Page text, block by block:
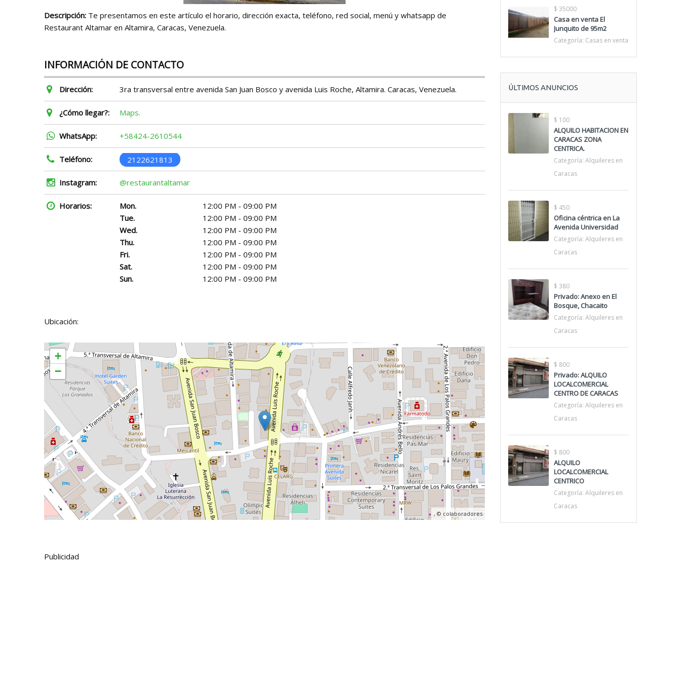
Descripción: Te presentamos en este artículo el horario, dirección exacta, teléfono, red social, menú y whatsapp de
Restaurant Altamar en Altamira, Caracas, Venezuela.
INFORMACIÓN DE CONTACTO
Dirección: 3ra transversal entre avenida San Juan Bosco y avenida Luis Roche, Altamira. Caracas, Venezuela.
¿Cómo llegar?: Maps.
WhatsApp: +58424-2610544
Teléfono: 2122621813
Instagram: @restaurantaltamar
Horarios: Mon.
12:00 PM - 09:00 PM
Tue.
12:00 PM - 09:00 PM
Wed.
12:00 PM - 09:00 PM
Thu.
12:00 PM - 09:00 PM
Fri.
12:00 PM - 09:00 PM
Sat.
12:00 PM - 09:00 PM
Sun.
12:00 PM - 09:00 PM
Ubicación:
+
−
, © colaboradores
Publicidad
$ 35000
Casa en venta El
Junquito de 95m2
Categoría: Casas en venta
ÚLTIMOS ANUNCIOS
$ 100
ALQUILO HABITACION EN
CARACAS ZONA
CENTRICA.
Categoría: Alquileres en
Caracas
$ 450
Oficina céntrica en La
Avenida Universidad
Categoría: Alquileres en
Caracas
$ 380
Privado: Anexo en El
Bosque, Chacaito
Categoría: Alquileres en
Caracas
$ 800
Privado: ALQUILO
LOCALCOMERCIAL
CENTRO DE CARACAS
Categoría: Alquileres en
Caracas
$ 800
ALQUILO
LOCALCOMERCIAL
CENTRICO
Categoría: Alquileres en
Caracas